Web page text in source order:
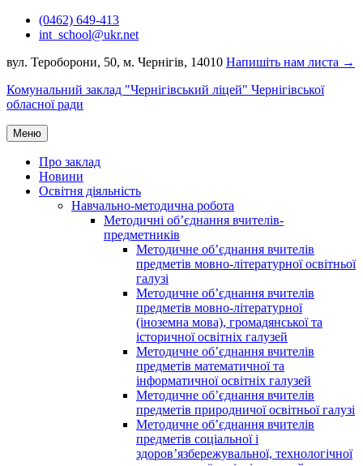
Перейти(0462) 649-413
int_school@ukr.net
вул. Тероборони, 50, м. Чернігів, 14010 Напишіть нам листа →
Комунальний заклад "Чернігівський ліцей" Чернігівської
обласної ради
Меню
Про заклад
Новини
Освітня діяльність
Навчально-методична робота
Методичні об’єднання вчителів-
предметників
Методичне об’єднання вчителів
предметів мовно-літературної освітньої
галузі
Методичне об’єднання вчителів
предметів мовно-літературної
(іноземна мова), громадянської та
історичної освітніх галузей
Методичне об’єднання вчителів
предметів математичної та
інформатичної освітніх галузей
Методичне об’єднання вчителів
предметів природничої освітньої галузі
Методичне об’єднання вчителів
предметів соціальної і
здоров’язбережувальної, технологічної